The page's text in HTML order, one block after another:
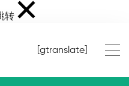
转
[gtranslate]